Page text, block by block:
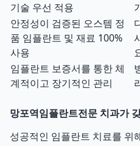
기술 우선 적용
안정성이 검증된 오스템 정
품 임플란트 및 재료 100%
사용
임플란트 보증서를 통한 체
계적이고 장기적인 관리
망포역임플란트전문 치과가
성공적인 임플란트 치료를 위